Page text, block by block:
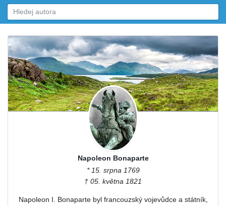
Napoleon Bonaparte
* 15. srpna 1769
† 05. května 1821
Napoleon I. Bonaparte byl francouzský vojevůdce a státník,